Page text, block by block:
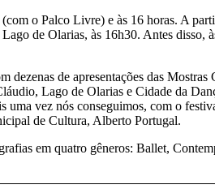
o Palco Livre) e às 16 horas. A
de Olarias, às 16h30. Antes disso,
de apresentações das Mostras
Lago de Olarias e Cidade da
vez nós conseguimos, com o
de Cultura, Alberto Portugal.
em quatro gêneros: Ballet,